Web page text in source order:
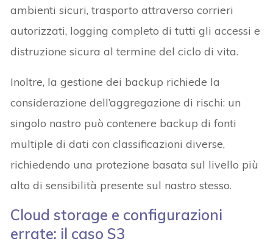
ambienti sicuri, trasporto attraverso corrieri
autorizzati, logging completo di tutti gli accessi e
distruzione sicura al termine del ciclo di vita.
Inoltre, la gestione dei backup richiede la
considerazione dell’aggregazione di rischi: un
singolo nastro può contenere backup di fonti
multiple di dati con classificazioni diverse,
richiedendo una protezione basata sul livello più
alto di sensibilità presente sul nastro stesso.
Cloud storage e configurazioni
errate: il caso S3